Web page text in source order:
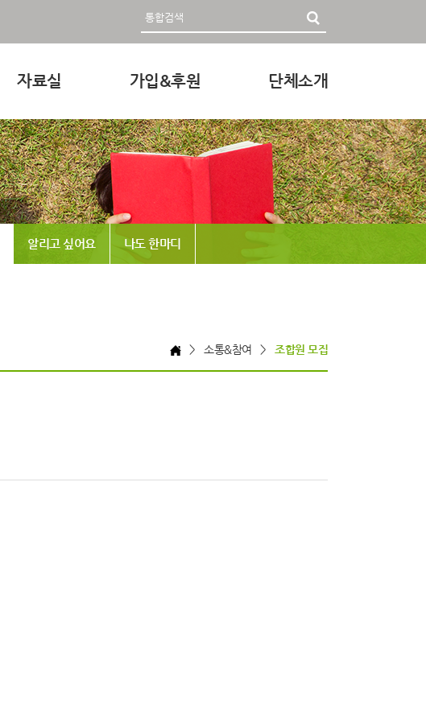
자료실
교육 · 운영자료
연구자료
참고도서
뉴스레터
동영상
가입&후원
회원가입 및 후원안내
단체소개
인사말
미션과 비전
조직
정관 & 재정
알리고 싶어요 나도 한마디
> 소통&참여 > 조합원 모집